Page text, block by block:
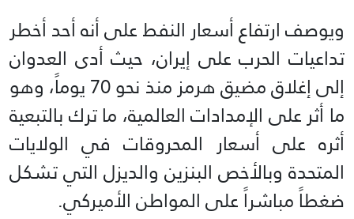
ويوصف ارتفاع أسعار النفط على أنه أحد أخطر
تداعيات الحرب على إيران، حيث أدى العدوان
إلى إغلاق مضيق هرمز منذ نحو 70 يوماً، وهو
ما أثر على الإمدادات العالمية، ما ترك بالتبعية
أثره على أسعار المحروقات في الولايات
المتحدة وبالأخص البنزين والديزل التي تشكل
ضغطاً مباشراً على المواطن الأميركي.